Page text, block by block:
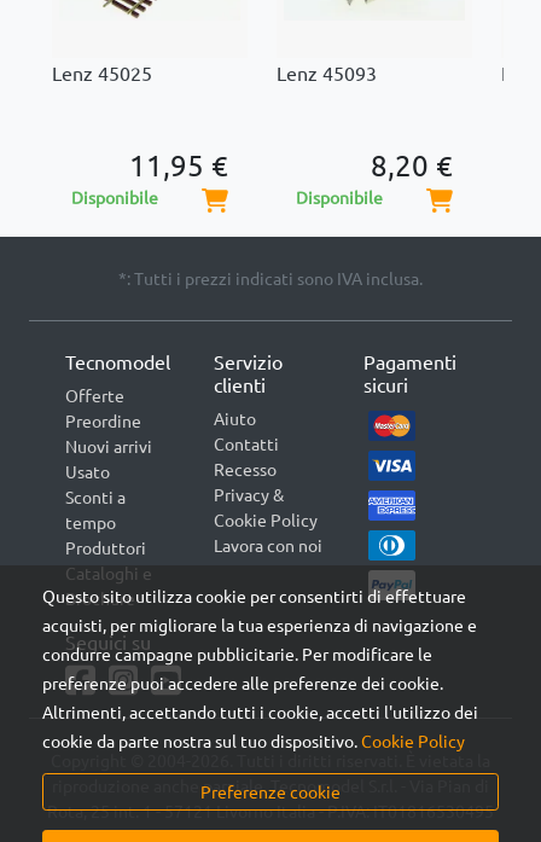
Lenz 45025
11,95 €
Disponibile
Lenz 45093
8,20 €
Disponibile
*: Tutti i prezzi indicati sono IVA inclusa.
Tecnomodel
Offerte
Preordine
Nuovi arrivi
Usato
Sconti a
tempo
Produttori
Cataloghi e
Brochure
Servizio
clienti
Aiuto
Contatti
Recesso
Privacy &
Cookie Policy
Lavora con noi
Pagamenti
sicuri
Seguici su
riproduzione anche parziale. Tecnomodel S.r.l. - Via Pian di
Rota, 25 int. 1 - 57121 Livorno Italia - P.IVA: IT01816530495
Questo sito utilizza cookie per consentirti di effettuare
acquisti, per migliorare la tua esperienza di navigazione e
condurre campagne pubblicitarie. Per modificare le
preferenze puoi accedere alle preferenze dei cookie.
Altrimenti, accettando tutti i cookie, accetti l'utilizzo dei
cookie da parte nostra sul tuo dispositivo.Cookie Policy
Preferenze cookie